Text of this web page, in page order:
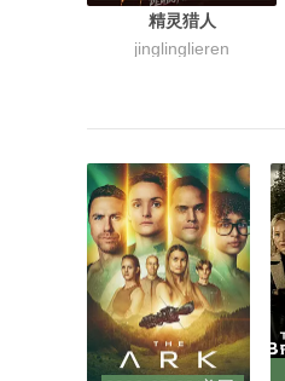
精灵猎人
jinglinglieren